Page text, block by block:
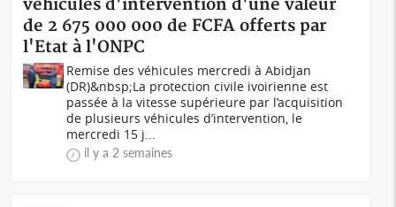
véhicules d'intervention d'une valeur
de 2 675 000 000 de FCFA offerts par
l'Etat à l'ONPC
Remise des véhicules mercredi à Abidjan
(DR)&nbsp;La protection civile ivoirienne est
passée à la vitesse supérieure par l’acquisition
de plusieurs véhicules d’intervention, le
mercredi 15 j...
il y a 2 semaines